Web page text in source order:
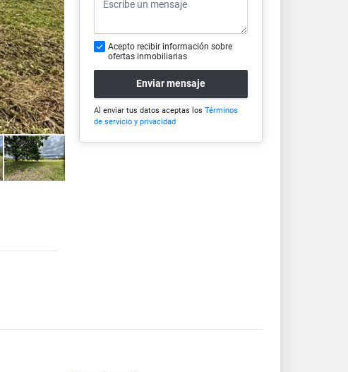
Acepto recibir información sobre
ofertas inmobiliarias
Enviar mensaje
Al enviar tus datos aceptas los Términos
de servicio y privacidad